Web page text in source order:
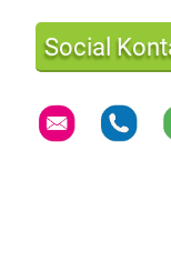
Social